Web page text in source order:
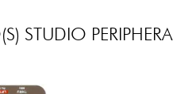
STUDIO